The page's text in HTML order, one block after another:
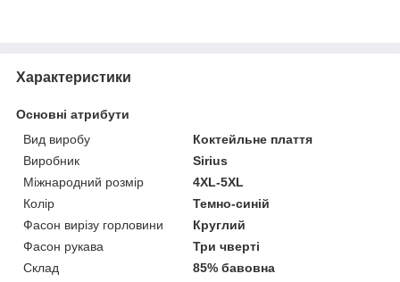
Характеристики
Основні атрибути
Вид виробу
Коктейльне плаття
Виробник
Sirius
Міжнародний розмір
4XL-5XL
Колір
Темно-синій
Фасон вирізу горловини
Круглий
Фасон рукава
Три чверті
Склад
85% бавовна